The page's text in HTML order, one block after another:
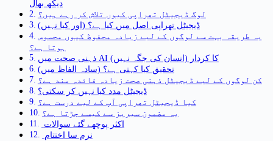
دیکھ بھال
لوگ ڈیجیٹل تھراپی کیوں تلاش کر رہے ہیں؟
ڈیجیٹل تھراپی اصل میں کیا ہے؟ (اور کیا نہیں)
یہ طریقہ بہت سے لوگوں کے لیے زیادہ محفوظ کیوں محسوس
ہوتا ہے؟
ذہنی صحت میں AI کا کردار (انسان کی جگہ نہیں)
تحقیق کیا کہتی ہے؟ (سادہ الفاظ میں)
کن لوگوں کے لیے ڈیجیٹل ذہنی صحت زیادہ فائدہ مند ہے؟
ڈیجیٹل مدد کیا نہیں کر سکتی؟
کیا ڈیجیٹل تھراپی آپ کے لیے درست ہے؟
یہ مضمون سیریز سے کیسے جڑتا ہے؟
اکثر پوچھے گئے سوالات
نرم سا اختتام